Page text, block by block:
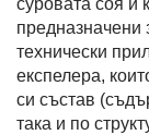
предназначени
технически
експелера,
си състав
така и по